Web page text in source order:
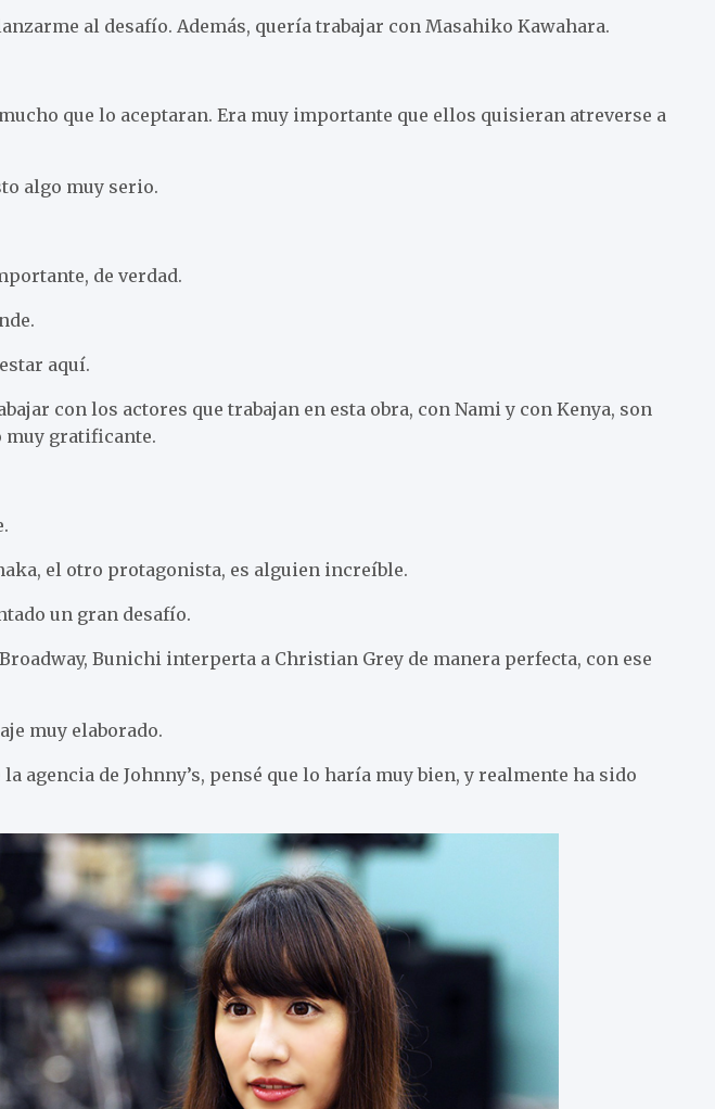
al desafío. Además, quería trabajar con Masahiko Kawahara.
que lo aceptaran. Era muy importante que ellos quisieran atreverse a
algo muy serio.
de verdad.
aquí.
con los actores que trabajan en esta obra, con Nami y con Kenya, son
muy gratificante.
el otro protagonista, es alguien increíble.
un gran desafío.
Bunichi interperta a Christian Grey de manera perfecta, con ese
muy elaborado.
la agencia de Johnny’s, pensé que lo haría muy bien, y realmente ha sido